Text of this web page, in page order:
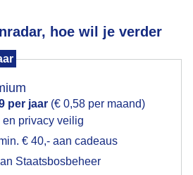
hoe wil je verder
per jaar (€ 0,58 per maand)
privacy veilig
€ 40,- aan cadeaus
Staatsbosbeheer
gebruiken voor het
akkoord op hebt gegeven,
pop-up uit je browser waarin